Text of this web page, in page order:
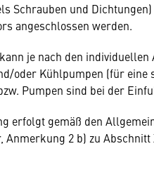
Schrauben und
angeschlossen werden.
je nach den
oder Kühlpumpen (für
Pumpen sind bei der
erfolgt gemäß den
2 b) zu Abschnitt